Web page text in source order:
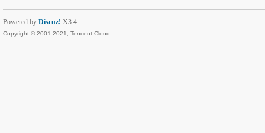
Powered by Discuz! X3.4
Copyright © 2001-2021, Tencent Cloud.